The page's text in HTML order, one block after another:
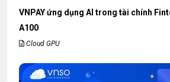
VNPAY ứng dụng AI trong tài chính
A100
Cloud GPU